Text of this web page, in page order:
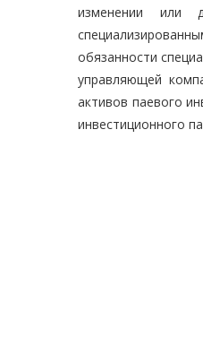
изменении или
обязанности
управляющей
активов паевого
инвестиционного